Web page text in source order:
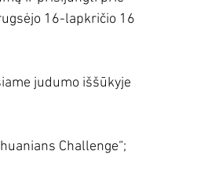
16-lapkričio 16
judumo iššūkyje
Challenge“;